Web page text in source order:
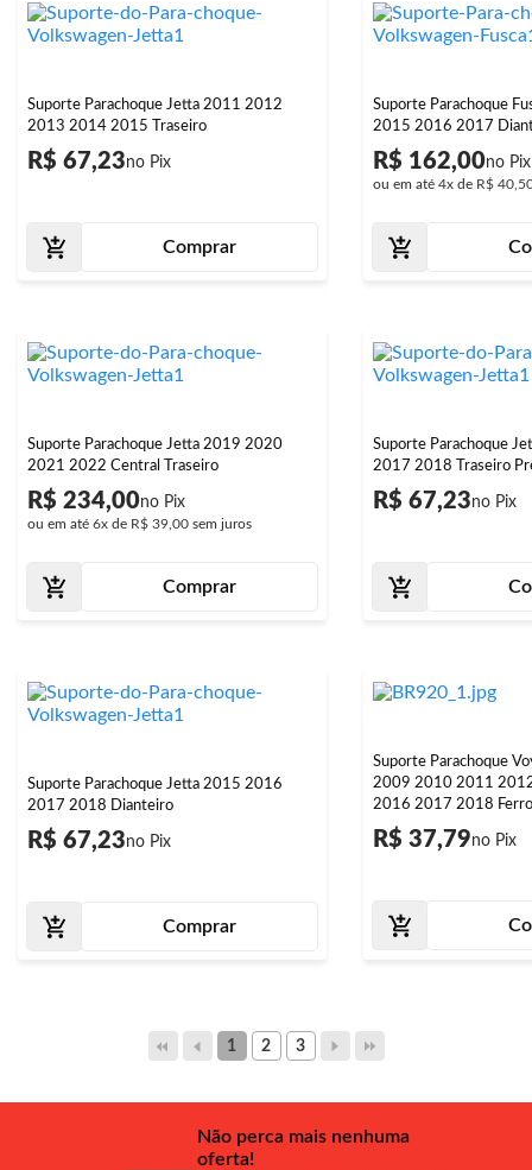
Suporte Parachoque Jetta 2011 2012
2013 2014 2015 Traseiro
R$ 67,23
Comprar
Suporte Parachoque
2015 2016 2017
R$ 162,00
ou em até 4x de R$
Suporte Parachoque Jetta 2019 2020
2021 2022 Central Traseiro
R$ 234,00
ou em até 6x de R$ 39,00 sem juros
Comprar
Suporte Parachoque
2017 2018 Traseiro
R$ 67,23
Suporte Parachoque Jetta 2015 2016
2017 2018 Dianteiro
R$ 67,23
Comprar
Suporte Parachoque
2009 2010 2011
2016 2017 2018
R$ 37,79
1 2 3
Não perca mais nenhuma
oferta!